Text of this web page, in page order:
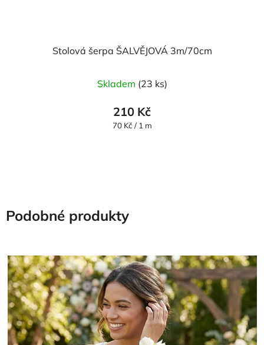
Stolová šerpa ŠALVĚJOVÁ 3m/70cm
hodnocení
produktu
je
Skladem (23 ks)
210 Kč
Měrná
70 Kč / 1 m
Podobné produkty